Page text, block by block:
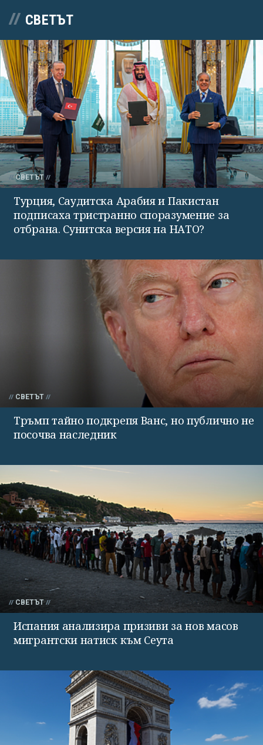
СВЕТЪТ
СВЕТЪТ
Турция, Саудитска Арабия и Пакистан
подписаха тристранно споразумение за
отбрана. Сунитска версия на НАТО?
СВЕТЪТ
Тръмп тайно подкрепя Ванс, но публично не
посочва наследник
СВЕТЪТ
Испания анализира призиви за нов масов
мигрантски натиск към Сеута